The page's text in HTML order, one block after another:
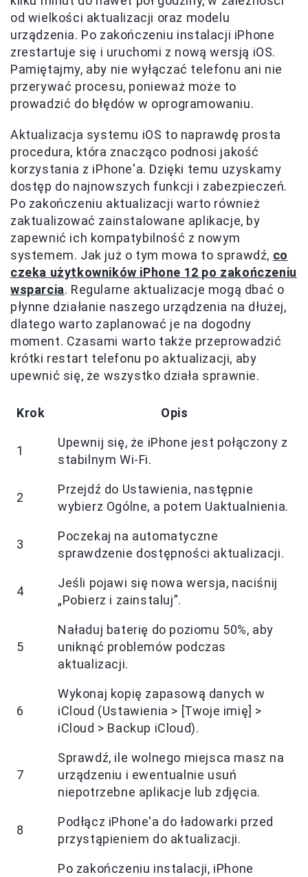
od wielkości aktualizacji oraz modelu
urządzenia. Po zakończeniu instalacji iPhone
zrestartuje się i uruchomi z nową wersją iOS.
Pamiętajmy, aby nie wyłączać telefonu ani nie
przerywać procesu, ponieważ może to
prowadzić do błędów w oprogramowaniu.
Aktualizacja systemu iOS to naprawdę prosta
procedura, która znacząco podnosi jakość
korzystania z iPhone'a. Dzięki temu uzyskamy
dostęp do najnowszych funkcji i zabezpieczeń.
Po zakończeniu aktualizacji warto również
zaktualizować zainstalowane aplikacje, by
zapewnić ich kompatybilność z nowym
systemem. Jak już o tym mowa to sprawdź, co
czeka użytkowników iPhone 12 po zakończeniu
wsparcia. Regularne aktualizacje mogą dbać o
płynne działanie naszego urządzenia na dłużej,
dlatego warto zaplanować je na dogodny
moment. Czasami warto także przeprowadzić
krótki restart telefonu po aktualizacji, aby
upewnić się, że wszystko działa sprawnie.
Krok Opis
1
Upewnij się, że iPhone jest połączony z
stabilnym Wi-Fi.
2
Przejdź do Ustawienia, następnie
wybierz Ogólne, a potem Uaktualnienia.
3
Poczekaj na automatyczne
sprawdzenie dostępności aktualizacji.
4
Jeśli pojawi się nowa wersja, naciśnij
„Pobierz i zainstaluj”.
5
Naładuj baterię do poziomu 50%, aby
uniknąć problemów podczas
aktualizacji.
6
Wykonaj kopię zapasową danych w
iCloud (Ustawienia > [Twoje imię] >
iCloud > Backup iCloud).
7
Sprawdź, ile wolnego miejsca masz na
urządzeniu i ewentualnie usuń
niepotrzebne aplikacje lub zdjęcia.
8
Podłącz iPhone'a do ładowarki przed
przystąpieniem do aktualizacji.
Po zakończeniu instalacji, iPhone